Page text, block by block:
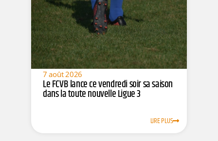
7 août 2026
Le FCVB lance ce vendredi soir sa saison
dans la toute nouvelle Ligue 3
LIRE PLUS